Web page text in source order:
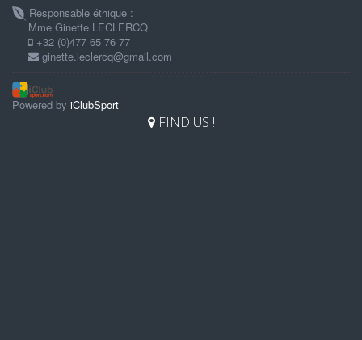
Responsable éthique :
Mme Ginette LECLERCQ
+32 (0)477 65 76 77
ginette.leclercq@gmail.com
Powered by iClubSport
FIND US !